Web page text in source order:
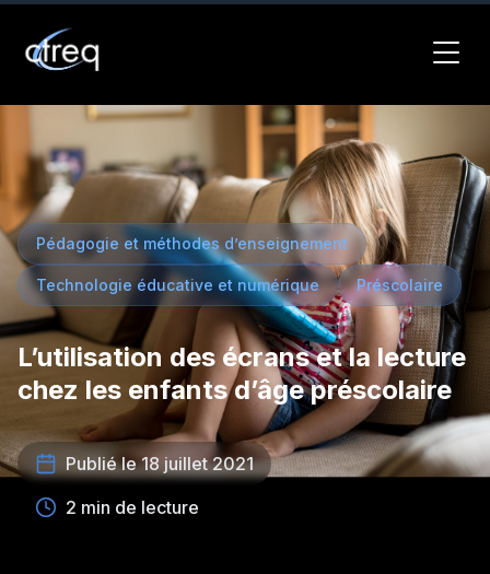
Pédagogie et méthodes d’enseignement
Technologie éducative et numérique Préscolaire
L’utilisation des écrans et la lecture
chez les enfants d’âge préscolaire
Publié le 18 juillet 2021
2 min de lecture